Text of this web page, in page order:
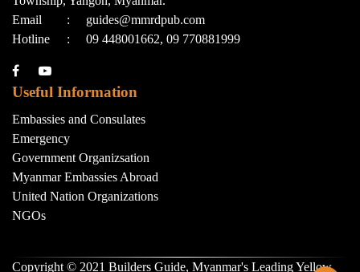
Email
:
guides@mmrdpub.com
Hotline
: 09 448001662, 09 770881999
Useful Information
Embassies and Consulates
Emergency
Government Organizsation
Myanmar Embassies Abroad
United Nation Organizations
NGOs
Copyright © 2021 Builders Guide, Myanmar's Leading Yellow